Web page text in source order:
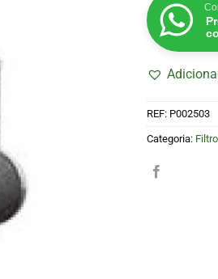
REF: P002503
Categoria: